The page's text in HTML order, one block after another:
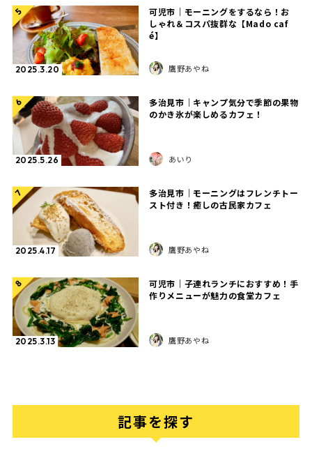
5
2025.3.20
可児市｜モーニングをするなら！お
しゃれ＆コスパ抜群な【Mado caf
é】
鷹野あやね
6
2025.5.26
多治見市｜キャンプ気分で季節の果物
のかき氷が楽しめるカフェ！
あいり
7
2025.4.17
多治見市｜モーニングはフレンチトー
スト付き！癒しの古民家カフェ
鷹野あやね
8
2025.3.13
可児市｜子連れランチにおすすめ！手
作りメニューが魅力の食堂カフェ
鷹野あやね
記事を探す